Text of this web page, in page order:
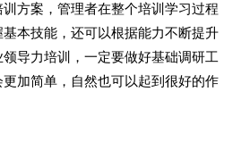
方案，管理者在整个培训学习过程
本技能，还可以根据能力不断提升
导力培训，一定要做好基础调研工
加简单，自然也可以起到很好的作